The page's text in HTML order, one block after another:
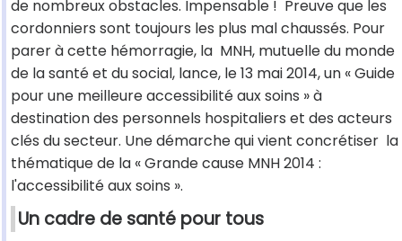
de nombreux obstacles. Impensable ! Preuve que les
cordonniers sont toujours les plus mal chaussés. Pour
parer à cette hémorragie, la MNH, mutuelle du monde
de la santé et du social, lance, le 13 mai 2014, un « Guide
pour une meilleure accessibilité aux soins » à
destination des personnels hospitaliers et des acteurs
clés du secteur. Une démarche qui vient concrétiser la
thématique de la « Grande cause MNH 2014 :
l'accessibilité aux soins ».
Un cadre de santé pour tous